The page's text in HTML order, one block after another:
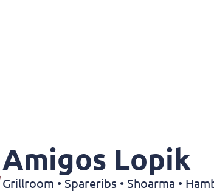
Amigos Lopik
Grillroom • Spareribs • Shoarma •